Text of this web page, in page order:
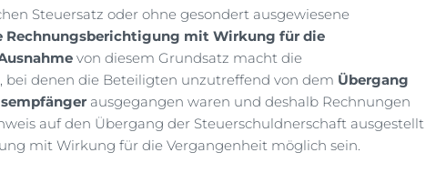
Steuersatz oder ohne gesondert ausgewiesene
Rechnungsberichtigung mit Wirkung für die
von diesem Grundsatz macht die
denen die Beteiligten unzutreffend von dem Übergang
ausgegangen waren und deshalb Rechnungen
auf den Übergang der Steuerschuldnerschaft ausgestellt
mit Wirkung für die Vergangenheit möglich sein.